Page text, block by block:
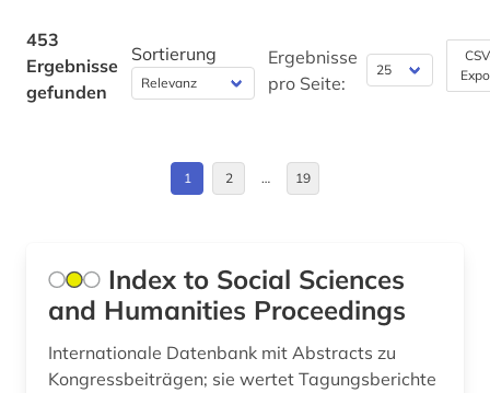
bestandserhalt (1)
betriebswirtschaft (1)
bibel. deuteronomium (1)
bibelkommentar (1)
bibelwissenschaft (2)
Deutschland (DDR) (1)
GUS (4)
Großbritannien (7)
453
Ergebnisse
gefunden
Sortierung
Ergebnisse
pro Seite:
1 2 … 19
Index to Social Sciences
and Humanities Proceedings
Internationale Datenbank mit Abstracts zu
Kongressbeiträgen; sie wertet Tagungsberichte